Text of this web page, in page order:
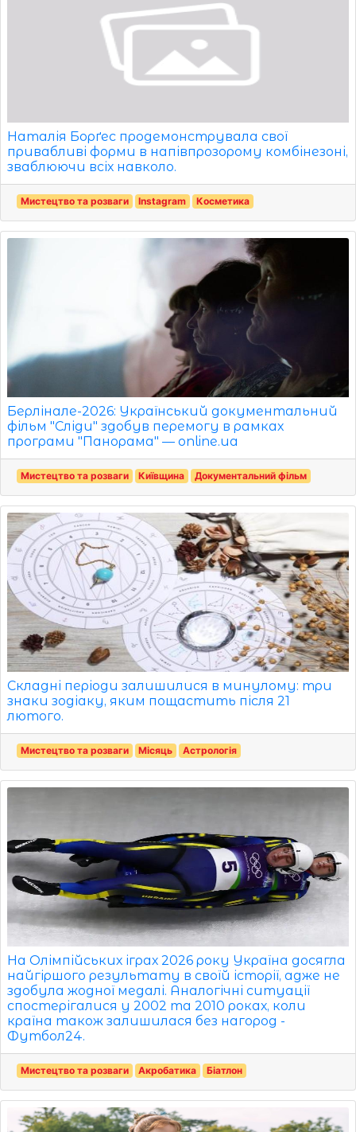
Наталія Борґес продемонструвала свої
привабливі форми в напівпрозорому комбінезоні,
зваблюючи всіх навколо.
Мистецтво та розваги Instagram Косметика
Берлінале-2026: Український документальний
фільм "Сліди" здобув перемогу в рамках
програми "Панорама" — online.ua
Мистецтво та розваги Київщина Документальний фільм
Складні періоди залишилися в минулому: три
знаки зодіаку, яким пощастить після 21
лютого.
Мистецтво та розваги Місяць Астрологія
На Олімпійських іграх 2026 року Україна досягла
найгіршого результату в своїй історії, адже не
здобула жодної медалі. Аналогічні ситуації
спостерігалися у 2002 та 2010 роках, коли
країна також залишилася без нагород -
Футбол24.
Мистецтво та розваги Акробатика Біатлон